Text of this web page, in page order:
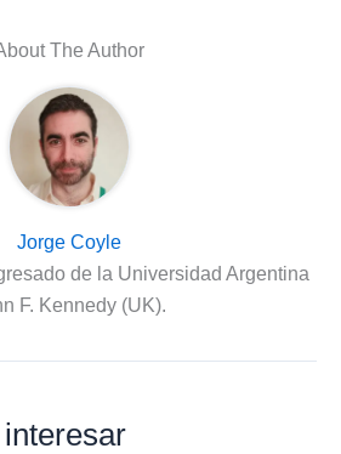
The Author
Jorge Coyle
de la Universidad Argentina
F. Kennedy (UK).